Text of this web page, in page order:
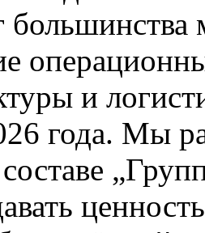
большинства
и
года. Мы